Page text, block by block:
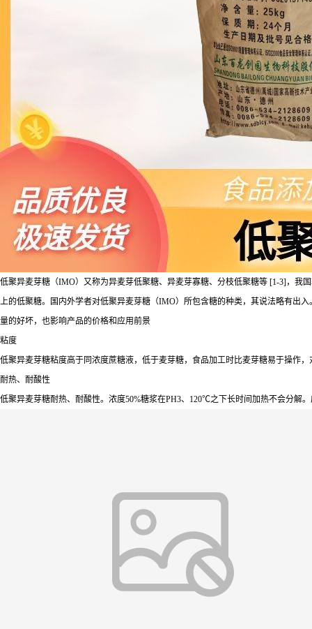
低聚异麦芽糖（IMO）又称为异麦芽低聚糖、异麦芽寡糖、分枝低聚糖等 [1-3]，我
上的低聚糖。国内外学者对低聚异麦芽糖（IMO）所包含糖的种类，其说法略有
量的好坏，也影响产品的价格和应用前景
粘度
低聚异麦芽糖粘度高于同浓度蔗糖液，低于麦芽糖，食品加工时比麦芽糖易于操作
耐热、耐酸性
低聚异麦芽糖耐热、耐酸性。浓度50%糖浆在PH3、120℃之下长时间加热不会分解